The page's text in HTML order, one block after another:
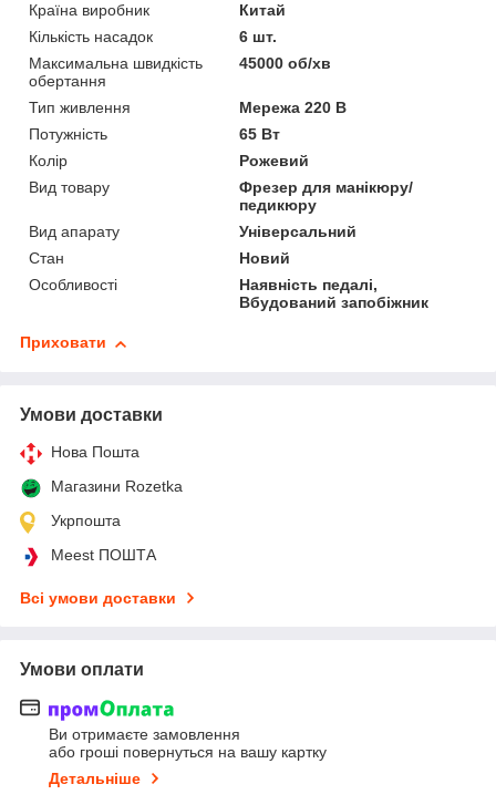
Країна виробник
Китай
Кількість насадок
6 шт.
Максимальна швидкість
обертання
45000 об/хв
Тип живлення
Мережа 220 В
Потужність
65 Вт
Колір
Рожевий
Вид товару
Фрезер для манікюру/
педикюру
Вид апарату
Універсальний
Стан
Новий
Особливості
Наявність педалі,
Вбудований запобіжник
Приховати
Умови доставки
Нова Пошта
Магазини Rozetka
Укрпошта
Meest ПОШТА
Всі умови доставки
Умови оплати
Ви отримаєте замовлення
або гроші повернуться на вашу картку
Детальніше